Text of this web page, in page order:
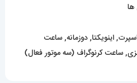
ها
,اینویکتا,دوزمانه,ساعت
,ساعت کرنوگراف (سه موتور فعال)